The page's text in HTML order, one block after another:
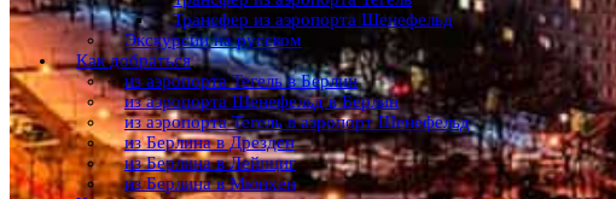
Трансфер из аэропорта Шенефельд
Экскурсии на русском
Как добраться
из аэропорта Тегель в Берлин
из аэропорта Шенефельд в Берлин
из аэропорта Тегель в аэропорт Шенефельд
из Берлина в Дрезден
из Берлина в Лейпциг
из Берлина в Мюнхен